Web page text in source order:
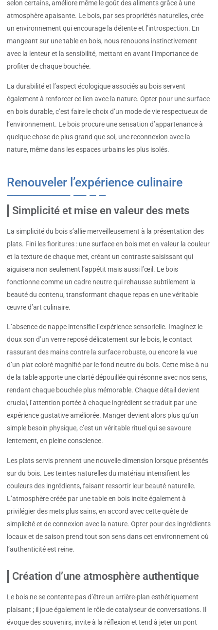
selon certains, améliore même le goût des aliments grâce à une
atmosphère apaisante. Le bois, par ses propriétés naturelles, crée
un environnement qui encourage la détente et l’introspection. En
mangeant sur une table en bois, nous renouons instinctivement
avec la lenteur et la sensibilité, mettant en avant l’importance de
profiter de chaque bouchée.
La durabilité et l’aspect écologique associés au bois servent
également à renforcer ce lien avec la nature. Opter pour une surface
en bois durable, c’est faire le choix d’un mode de vie respectueux de
l’environnement. Le bois procure une sensation d’appartenance à
quelque chose de plus grand que soi, une reconnexion avec la
nature, même dans les espaces urbains les plus isolés.
Renouveler l’expérience culinaire
Simplicité et mise en valeur des mets
La simplicité du bois s’allie merveilleusement à la présentation des
plats. Fini les fioritures : une surface en bois met en valeur la couleur
et la texture de chaque met, créant un contraste saisissant qui
aiguisera non seulement l’appétit mais aussi l’œil. Le bois
fonctionne comme un cadre neutre qui rehausse subtilement la
beauté du contenu, transformant chaque repas en une véritable
œuvre d’art culinaire.
L’absence de nappe intensifie l’expérience sensorielle. Imaginez le
doux son d’un verre reposé délicatement sur le bois, le contact
rassurant des mains contre la surface robuste, ou encore la vue
d’un plat coloré magnifié par le fond neutre du bois. Cette mise à nu
de la table apporte une clarté dépouillée qui résonne avec nos sens,
rendant chaque bouchée plus mémorable. Chaque détail devient
crucial, l’attention portée à chaque ingrédient se traduit par une
expérience gustative améliorée. Manger devient alors plus qu’un
simple besoin physique, c’est un véritable rituel qui se savoure
lentement, en pleine conscience.
Les plats servis prennent une nouvelle dimension lorsque présentés
sur du bois. Les teintes naturelles du matériau intensifient les
couleurs des ingrédients, faisant ressortir leur beauté naturelle.
L’atmosphère créée par une table en bois incite également à
privilégier des mets plus sains, en accord avec cette quête de
simplicité et de connexion avec la nature. Opter pour des ingrédients
locaux et de saison prend tout son sens dans cet environnement où
l’authenticité est reine.
Création d’une atmosphère authentique
Le bois ne se contente pas d’être un arrière-plan esthétiquement
plaisant ; il joue également le rôle de catalyseur de conversations. Il
évoque des souvenirs, invite à la réflexion et tend à jeter un pont